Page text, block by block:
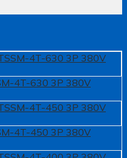
4T-630 3P 380V
4T-450 3P 380V